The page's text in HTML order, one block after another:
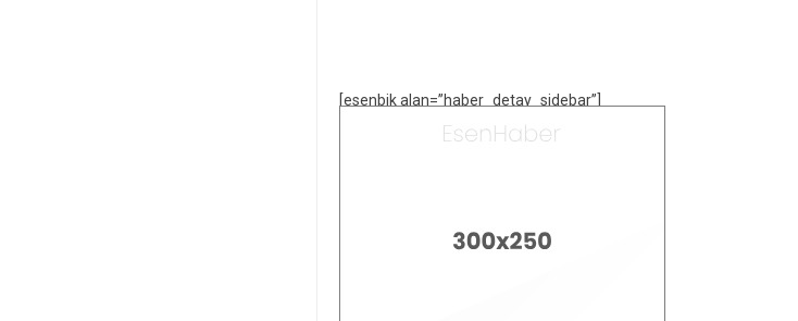
[esenbik alan=”haber_detay_sidebar”]